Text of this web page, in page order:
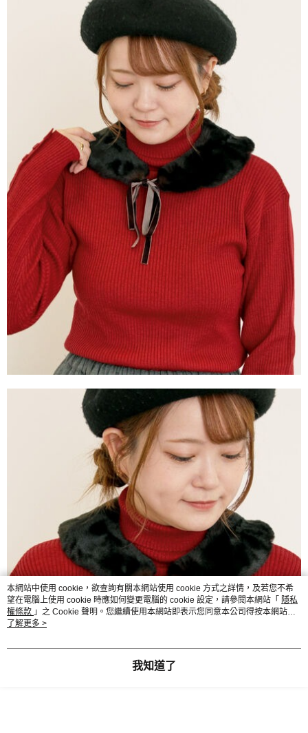
本網站中使用 cookie，欲查詢有關本網站使用 cookie 方式之詳情，及若您不希
望在電腦上使用 cookie 時應如何變更電腦的 cookie 設定，請參閱本網站「 隱私
權條款 」之 Cookie 聲明。您繼續使用本網站即表示您同意本公司得按本網站使
用條款之 Cookie 聲明使用 cookie。
了解更多 >
我知道了